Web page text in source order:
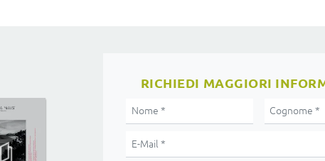
RICHIEDI MAGGIORI